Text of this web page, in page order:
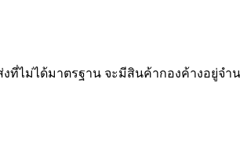
ไม่ได้มาตรฐาน จะมีสินค้ากองค้างอยู่จ